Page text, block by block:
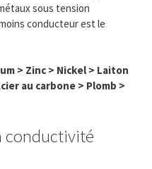
sous tension
conducteur est le
> Zinc > Nickel > Laiton
au carbone > Plomb >
conductivité